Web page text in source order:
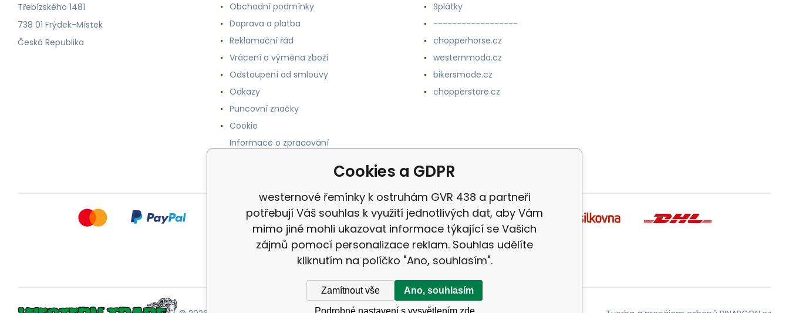
Třebízského 1481
738 01 Frýdek-Místek
Česká Republika
Obchodní podmínky
Doprava a platba
Reklamační řád
Vrácení a výměna zboží
Odstoupení od smlouvy
Odkazy
Puncovní značky
Cookie
Informace o zpracování
Splátky
------------------
chopperhorse.cz
westernmoda.cz
bikersmode.cz
chopperstore.cz
Cookies a GDPR
westernové řemínky k ostruhám GVR 438 a partneři
potřebují Váš souhlas k využití jednotlivých dat, aby Vám
mimo jiné mohli ukazovat informace týkající se Vašich
zájmů pomocí personalizace reklam. Souhlas udělíte
kliknutím na políčko "Ano, souhlasím".
Zamítnout vše Ano, souhlasím
Podrobné nastavení s vysvětlením zde